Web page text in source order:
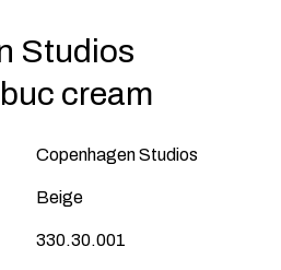
Studios
cream
Copenhagen Studios
Beige
330.30.001